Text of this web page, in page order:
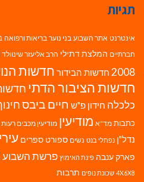
תגיות
אינטרנט אתר השבוע בני נוער בריאות ורפואה
חברתיים המלצת דתילי הרב אליעזר שינוולד
2008 חדשות הבידור חדשות
חדשות הציבור הדתי
כלכלה חידון פ"ש חיים ביבס
כתבות מד"א מודיעין מודיעין מכבים רעות
נדל"ן נפתלי בנט נשים ספורט ספרים
פארק ענבה פינת האימוץ פרשת השבוע
4X6X8 שכונת נופים תרבות